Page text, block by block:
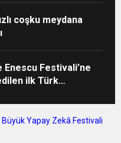
coşku meydana
Enescu Festivali’ne
ilk Türk